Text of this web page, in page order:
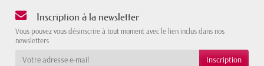
Inscription à la newsletter
Vous pouvez vous désinscrire à tout moment avec le lien inclus dans nos
newsletters